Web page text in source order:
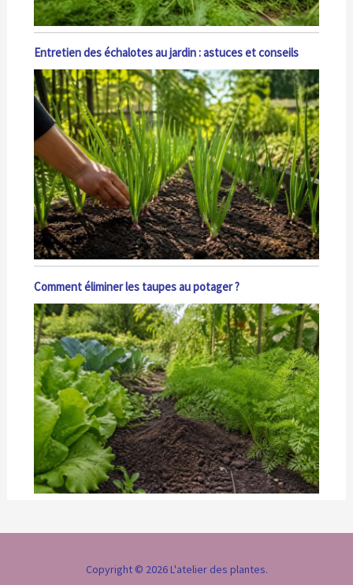
Entretien des échalotes au jardin : astuces et conseils
Comment éliminer les taupes au potager ?
Copyright © 2026 L'atelier des plantes.